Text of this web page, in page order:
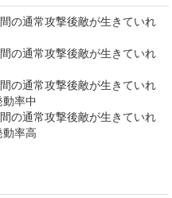
の通常攻撃後敵が生きていれ
の通常攻撃後敵が生きていれ
の通常攻撃後敵が生きていれ
率中
の通常攻撃後敵が生きていれ
率高